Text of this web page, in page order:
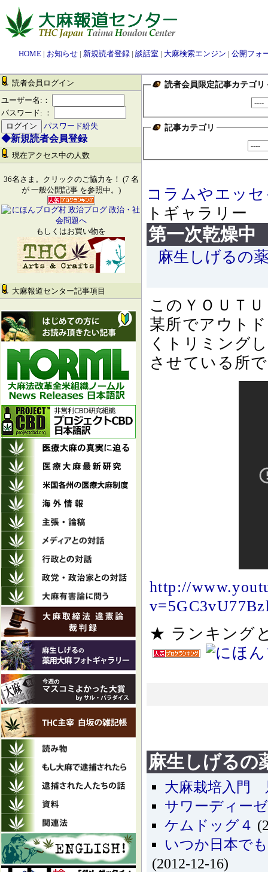
HOME | お知らせ | 新規読者登録 | 談話室 | 大麻検索エンジン | 公開フォ
読者会員ログイン
ユーザー名:：
パスワード: ：
パスワード紛失
◆新規読者会員登録
現在アクセス中の人数
36名さま。クリックのご協力を！ (7 名
が 一般公開記事 を参照中。)
もしくはお買い物を
大麻報道センター記事項目
読者会員限定記事カテゴリ
記事カテゴリ
コラムやエッ
トギャラリー
第一次乾燥中
麻生しげるの
このＹＯＵＴ
某所でアウト
くトリミング
させている所
http://
★ ランキン
麻生しげるの
大麻栽培入門
サワーディー
ケムドッグ４
いつか日本で
(2012-12-16)